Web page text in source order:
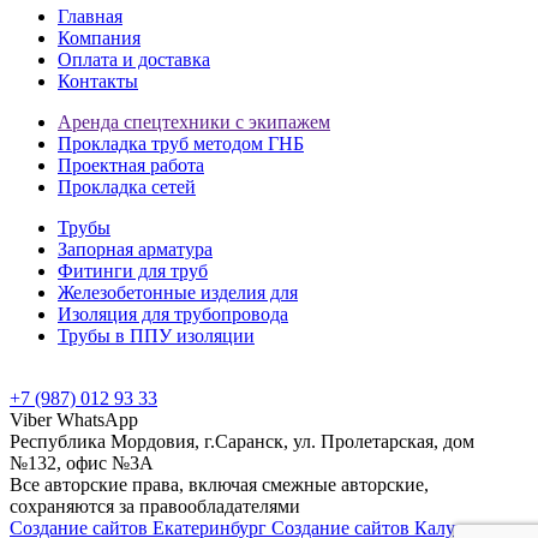
Главная
Компания
Оплата и доставка
Контакты
Аренда спецтехники с экипажем
Прокладка труб методом ГНБ
Проектная работа
Прокладка сетей
Трубы
Запорная арматура
Фитинги для труб
Железобетонные изделия для
Изоляция для трубопровода
Трубы в ППУ изоляции
+7 (987) 012 93 33
Viber WhatsApp
Республика Мордовия, г.Саранск, ул. Пролетарская, дом
№132, офис №3А
Все авторские права, включая смежные авторские,
сохраняются за правообладателями
Создание сайтов Екатеринбург Создание сайтов Калуга